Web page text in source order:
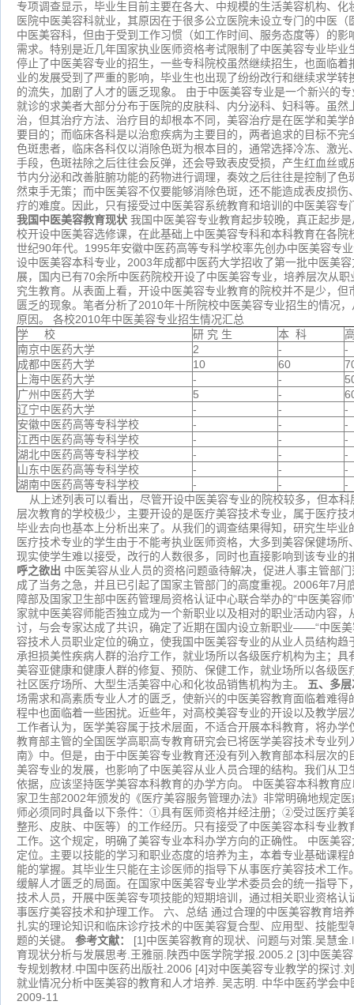
专项调查显示， 毕业生目前主要在各大、中规模的生活美容机构、
医院中医美容科就业，其原因在于很多公立医院未设立专门的中医
中医美容科，但由于受到工作习惯（如工作时间、服务态度等）的
需求。特别是近几年国家执业医师资格考试限制了中医美容专业毕
停止了中医美容专业的招生，一些专科院校虽然继续招生，也面临
业的发展受到了严重的影响，毕业生也出现了纷纷改行和继续求学
的流失，加剧了人才的匮乏现象。 由于中医美容专业是一个新兴的
就诊的求美者大部分分布于医院的皮肤科、内分泌科、妇科等。虽
治，但其治疗方法、治疗目的却根本不同，美容治疗是在医学和美
要目的；而临床各科是以治愈疾病为主要目的，两者追求的目标不
色斑患者，临床各科仅以消除色斑为根本目的，通常选择冷冻、激
手段，色斑祛除之后往往会反弹，还会导致表皮受损，产生红血丝
节内分泌和改善脏腑功能的药物进行调理，奏效之后往往是控制了
然束手无策；而中医美容不仅要能够消除色斑，还不能造成表皮损
疗的难度。因此，只有接受过中医美容系统教育和培训的中医美容
我国中医美容教育现状 我国中医美容专业教育起步较晚，真正起步是
校开设中医美容选修课，在此基础上中医美容专科和本科教育在各
世纪90年代。1995年安徽中医药高等专科学校率先创办中医美容专
设中医美容本科专业，2003年成都中医药大学招收了第一批中医美
展，国内已有70余所中医药院校开设了中医美容专业，培养层次从
究生教育。从表面上看，开设中医美容专业教育的院校并不是少，
匮乏的现象。笔者分析了2010年十所院校中医美容专业招生的情况
原因。
各校2010年中医美容专业招生情况汇总
学
校 研 究 生 本 科
南京中医药大学
2 -
-
成都中医药大学
10 60
上海中医药大学
- -
广州中医药大学
5 -
辽宁中医药大学
- -
-
安徽中医药高等专科学校
- -
-
江西中医药高等专科学校
- -
-
湖北中医药高等专科学校
- -
-
山东中医药高等专科学校
- -
-
湖南中医药高等专科学校
- -
-
从上述列表可以看出，尽管开设中医美容专业的院校较多，但本
层次教育的学校极少，主要开设的是医疗美容技术专业，属于医疗
毕业去向也基本上分析出来了。从我们的调查结果得知，研究生毕
医疗技术专业的学生由于不能考执业医师资格，大多到美容保健场
现实使学生难以接受，改行的人数很多，同时也直接影响到该专业
呼之欲出 中医美容从业人员的资格问题亟待解决，促进人事主管部
成了当务之急，并且已引起了国家主管部门的高度重视。 2006年7月
障部及国家卫生部中医药管理局资格认证中心联合举办的“中医美容
家就中医美容师能否独立成为一个新职业以及相对的职业活动内容
讨，与会专家达成了共识，确定了近期在国内设立新职业——“中医美
容技术人员职业定位的确立，使我国中医美容专业的从业人员结构
承担损美性疾病人群的治疗工作，就业场所以各级医疗机构为主；
美容亚健康和健康人群的修复、预防、保健工作，就业场所以各级
社区医疗场所、大型生活美容中心和化妆品销售机构为主。 五、多
场需求和高素质专业人才的匮乏，使新兴的中医美容教育面临着难
程中也面临着一些困扰。近些年，对高校美容专业的开设以及教学
工作者认为，医学美容属于技术层面，不适合开展本科教育，将办
教育部主管的全国医学高职高专教育研究会已将医学美容技术专业
南》中。但是，由于中医美容专业教育还没有列入教育部本科层次
美容专业的发展，也影响了中医美容从业人员合理的结构。我们从
依据，应该坚持医学美容本科教育的办学方向。 中医美容本科教育
家卫生部2002年颁发的《医疗美容服务管理办法》非常明确地规定
师必须同时具备以下条件：①具有医师资格并经注册；②受过医疗
整形、皮肤、中医等）的工作经历。只有接受了中医美容本科专业
工作。这个规定，明确了美容专业本科办学方向的正确性。
中医美
定位。主要以技能的学习和职业态度的培养为主，本着专业基础课程
能的掌握。其毕业生只能在主诊医师的指导下从事医疗美容技术工
缓解人才匮乏的局面。在国家中医美容专业学术委员会的统一指导
技术人员，开展中医美容专项技能的短期培训，通过相关职业资格
事医疗美容技术和护理工作。 六、总结 通过合理的中医美容教育培
扎实的理论知识和临床诊疗技术的中医美容复合型、应用型、技能
题的关键。 参考文献： [1]中医美容教育的现状、问题与对策 .吴慧金
育现状分析与发展思考 .王雅丽.陕西中医学院学报.2005.2 [3]中医美
专规划教材.中国中医药出版社.2006 [4]对中医美容专业教学的探讨 .
就业情况分析中医美容的教育和人才培养 . 吴志明. 中华中医药学会
2009-11